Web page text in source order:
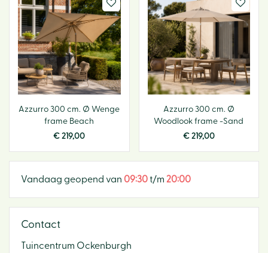
Azzurro 300 cm. Ø Wenge
frame Beach
€ 219,00
Azzurro 300 cm. Ø
Woodlook frame -Sand
€ 219,00
Vandaag geopend van 09:30t/m 20:00
Contact
Tuincentrum Ockenburgh